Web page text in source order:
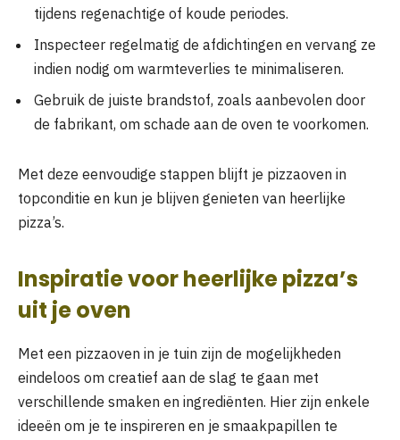
tijdens regenachtige of koude periodes.
Inspecteer regelmatig de afdichtingen en vervang ze
indien nodig om warmteverlies te minimaliseren.
Gebruik de juiste brandstof, zoals aanbevolen door
de fabrikant, om schade aan de oven te voorkomen.
Met deze eenvoudige stappen blijft je pizzaoven in
topconditie en kun je blijven genieten van heerlijke
pizza’s.
Inspiratie voor heerlijke pizza’s
uit je oven
Met een pizzaoven in je tuin zijn de mogelijkheden
eindeloos om creatief aan de slag te gaan met
verschillende smaken en ingrediënten. Hier zijn enkele
ideeën om je te inspireren en je smaakpapillen te